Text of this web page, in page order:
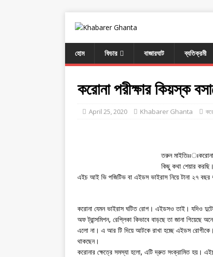
হোম ফিচার বাজারঘাট ব্যতিক্রমী
করোনা পরীক্ষার কিয়স্ক
April 25, 2020 Khabarer Ghanta
তরুন
কিছু কথা শেয়ার করছি।
এইচ আই ভি পজিটিভ বা এইডস ভাইরাস নিয়ে টানা ২৭ বছর
করোনা যেমন ভাইরাস ঘটিত রোগ। এইডসও তাই। যদিও
অফ ট্রান্সমিশন, রেপ্লিকা কিভাবে বাড়ছে তা জানা
এলো না। এ আর টি দিয়ে আটকে রাখা হচ্ছে এইডস
থাকছেন।
করোনার ক্ষেত্রে সমস্যা হলো, এটি দ্রুত সংক্রামিত হয়।